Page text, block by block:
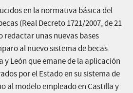
en la normativa básica del
(Real Decreto 1721/2007, de 21
redactar unas nuevas bases
al nuevo sistema de becas
León que emane de la aplicación
por el Estado en su sistema de
al modelo empleado en Castilla y